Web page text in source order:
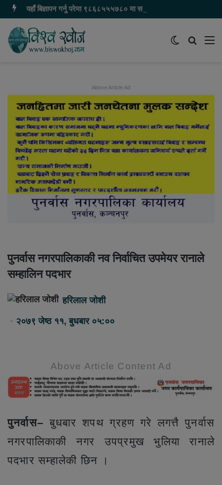
यहाँ बिज्ञापन गर्नु परेमा ९८६८५५५७८० मा सम्पर्क गर्नुहोस
समाचार
Switch
Above Article Ad
पुनर्वास नगरपालिकाकी नव निर्वाचित उपमेयर रानाले
सम्हालिन पदभार
हरिलाल जोशी
२०७९ जेष्ठ ११, बुधबार ०५:००
Above Article Content Ad
पुनर्वास– बुधबार शपथ ग्रहण गरे लगत्तै पुनर्वास
नगरपालिकाकी नगर उपप्रमुख भुलिया रानाले
पदभार सम्हालेकी छिन ।